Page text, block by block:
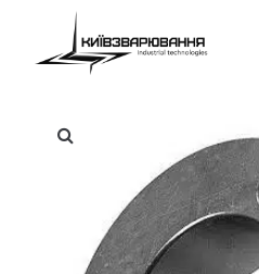
Головна
Каталог товарів
Відгуки